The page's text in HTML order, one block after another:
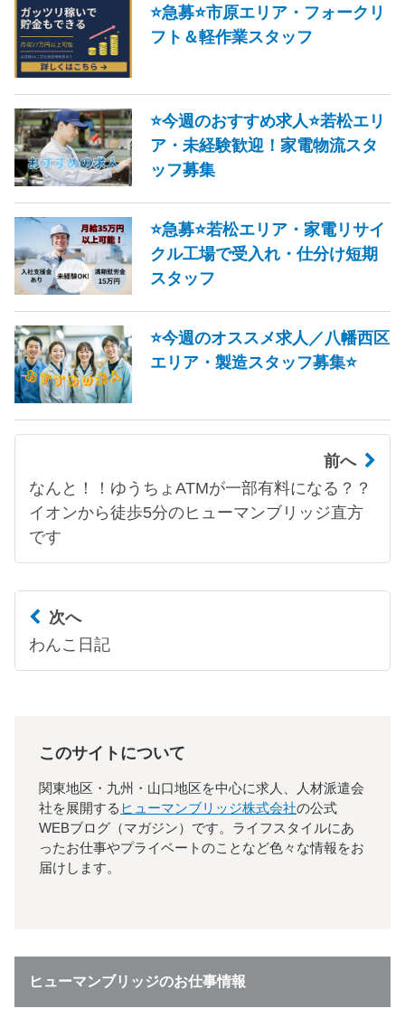
⭐急募⭐市原エリア・フォークリ
フト＆軽作業スタッフ
⭐今週のおすすめ求人⭐若松エリ
ア・未経験歓迎！家電物流スタ
ッフ募集
⭐急募⭐若松エリア・家電リサイ
クル工場で受入れ・仕分け短期
スタッフ
⭐今週のオススメ求人／八幡西区
エリア・製造スタッフ募集⭐
前へ
なんと！！ゆうちょATMが一部有料になる？？
イオンから徒歩5分のヒューマンブリッジ直方
です
次へ
わんこ日記
このサイトについて
関東地区・九州・山口地区を中心に求人、人材派遣会
社を展開する ヒューマンブリッジ株式会社の公式
WEBブログ（マガジン）です。ライフスタイルにあ
ったお仕事やプライベートのことなど色々な情報をお
届けします。
ヒューマンブリッジのお仕事情報